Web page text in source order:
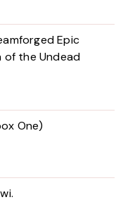
Epic
of the Undead
One)